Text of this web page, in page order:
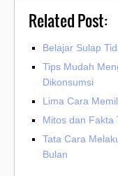
Related Post:
Belajar Sulap
Tips Mudah
Dikonsumsi
Lima Cara
Mitos dan Fakta
Tata Cara
Bulan